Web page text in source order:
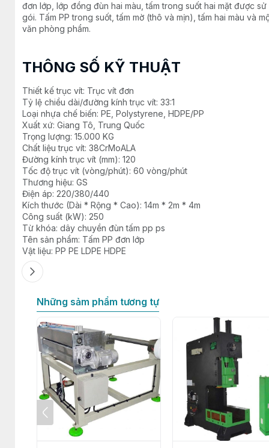
đơn lớp, lớp đồng đùn hai màu, tấm trong suốt hai mặt được
gói. Tấm PP trong suốt, tấm mờ (thô và mịn), tấm hai màu và
văn phòng phẩm.
THÔNG SỐ KỸ THUẬT
Thiết kế trục vít: Trục vít đơn
Tỷ lệ chiều dài/đường kính trục vít: 33:1
Loại nhựa chế biến: PE, Polystyrene, HDPE/PP
Xuất xứ: Giang Tô, Trung Quốc
Trọng lượng: 15.000 KG
Chất liệu trục vít: 38CrMoALA
Đường kính trục vít (mm): 120
Tốc độ trục vít (vòng/phút): 60 vòng/phút
Thương hiệu: GS
Điện áp: 220/380/440
Kích thước (Dài * Rộng * Cao): 14m * 2m * 4m
Công suất (kW): 250
Từ khóa: dây chuyền đùn tấm pp ps
Tên sản phẩm: Tấm PP đơn lớp
Vật liệu: PP PE LDPE HDPE
Những sảm phẩm tương tự